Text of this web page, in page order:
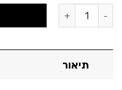
כמות של מסיכה ונציאנית כסופה
תיאור